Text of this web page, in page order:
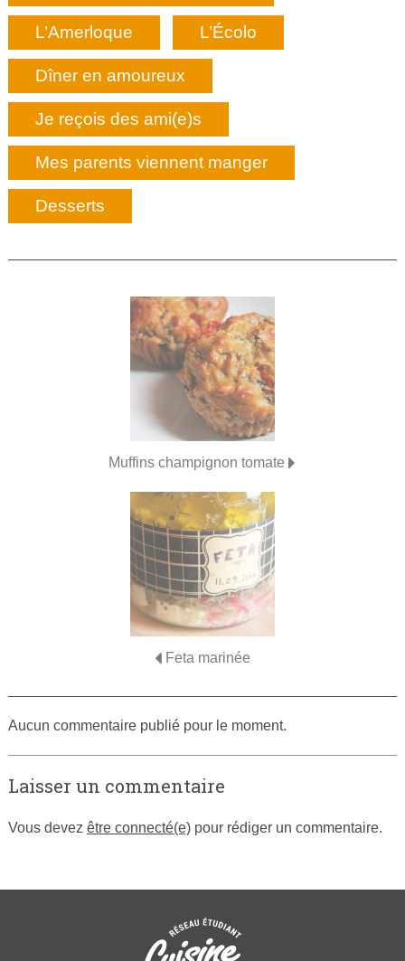
L’Amerloque L’Écolo
Dîner en amoureux
Je reçois des ami(e)s
Mes parents viennent manger
Desserts
Muffins champignon tomate
Feta marinée
Aucun commentaire publié pour le moment.
Laisser un commentaire
Vous devez être connecté(e)pour rédiger un commentaire.